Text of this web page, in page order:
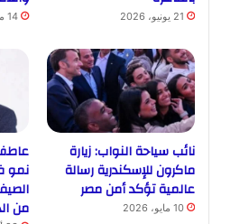
21 يونيو، 2026 14 مايو، 2026
نائب سياحة النواب: زيارة
ماكرون للإسكندرية رسالة
عالمية تؤكد أمن مصر
10 مايو، 2026
نمو
من